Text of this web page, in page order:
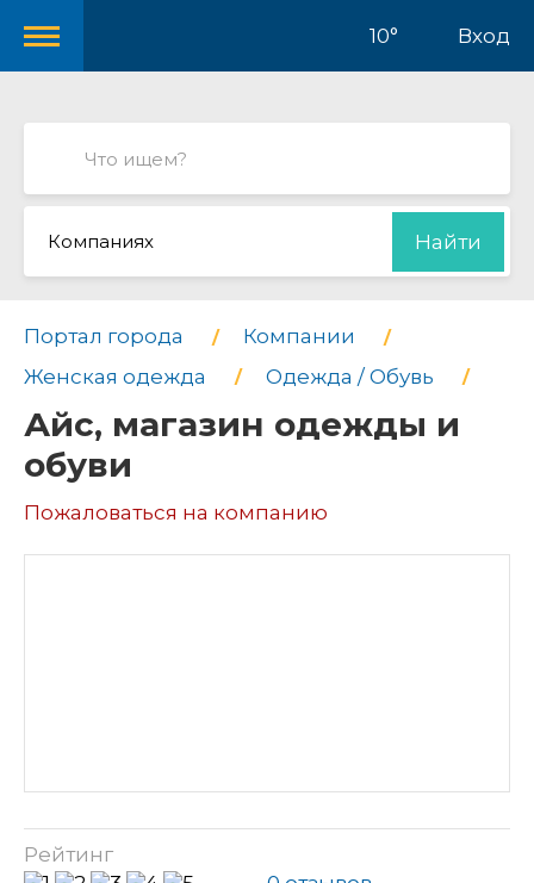
10° Вход
Компаниях Найти
Портал города
Компании
Женская одежда
Одежда / Обувь
Айс, магазин одежды и
обуви
Пожаловаться на компанию
Рейтинг